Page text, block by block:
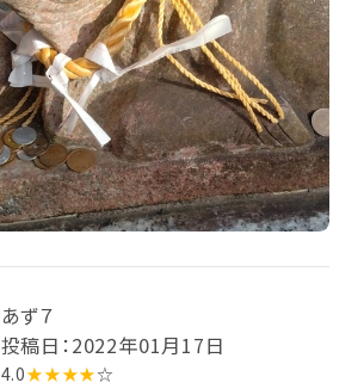
あず７
投稿日：2022年01月17日
4.0★★★★☆